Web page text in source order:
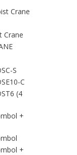
Crane
Crane
S
C
(4
+
+